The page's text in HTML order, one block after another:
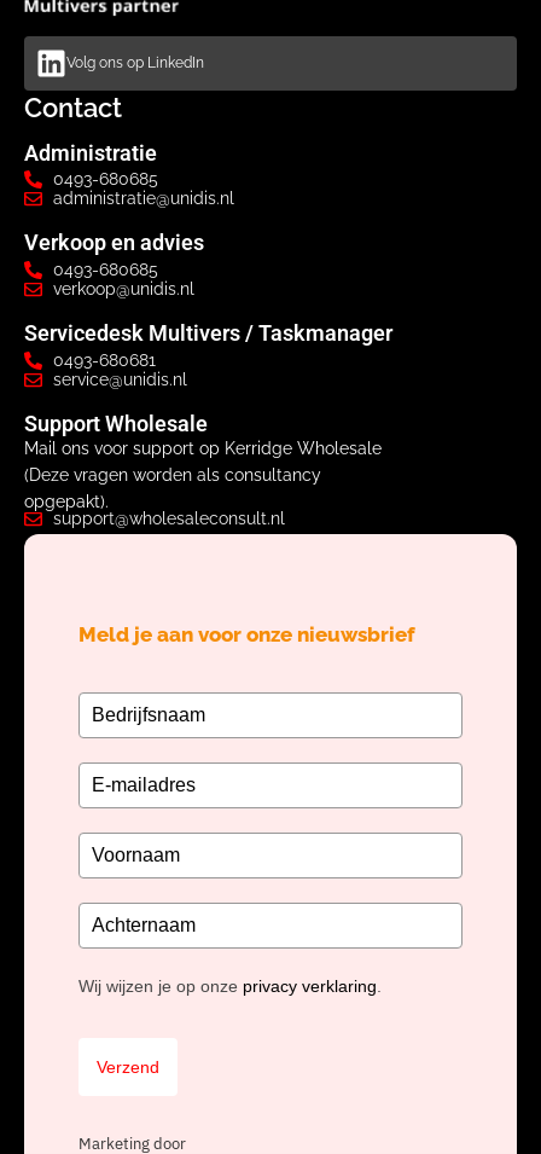
Volg ons op LinkedIn
Contact
Administratie
0493-680685
administratie@unidis.nl
Verkoop en advies
0493-680685
verkoop@unidis.nl
Servicedesk Multivers / Taskmanager
0493-680681
service@unidis.nl
Support Wholesale
Mail ons voor support op Kerridge Wholesale
(Deze vragen worden als consultancy
opgepakt).
support@wholesaleconsult.nl
Meld je aan voor onze nieuwsbrief
Wij wijzen je op onze privacy verklaring.
Verzend
Marketing door